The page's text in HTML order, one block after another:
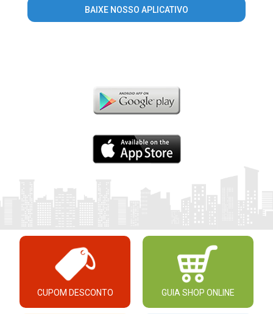
BAIXE NOSSO APLICATIVO
CUPOM DESCONTO GUIA SHOP ONLINE